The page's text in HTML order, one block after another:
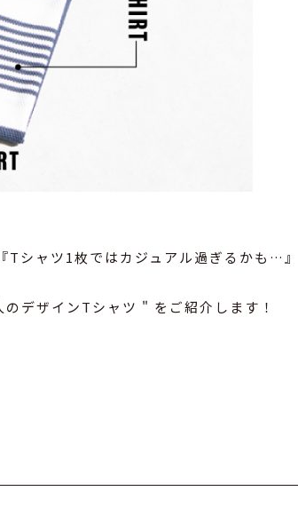
Tシャツ1枚ではカジュアル過ぎるかも…
デザインTシャツ " をご紹介します！